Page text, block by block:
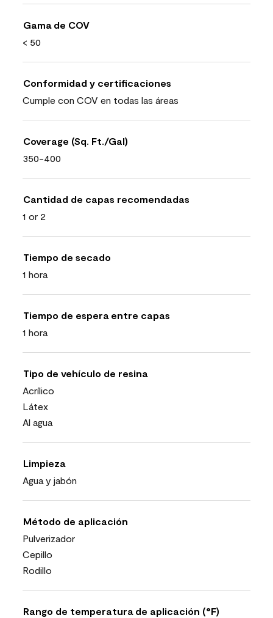
Gama de COV
< 50
Conformidad y certificaciones
Cumple con COV en todas las áreas
Coverage (Sq. Ft./Gal)
350-400
Cantidad de capas recomendadas
1 or 2
Tiempo de secado
1 hora
Tiempo de espera entre capas
1 hora
Tipo de vehículo de resina
Acrílico
Látex
Al agua
Limpieza
Agua y jabón
Método de aplicación
Pulverizador
Cepillo
Rodillo
Rango de temperatura de aplicación (°F)